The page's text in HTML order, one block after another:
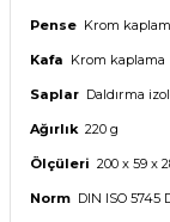
Pense Krom
Kafa Krom kaplama
Saplar Daldırma
Ağırlık 220 g
Ölçüleri 200 x 59 x
Norm DIN ISO 5745